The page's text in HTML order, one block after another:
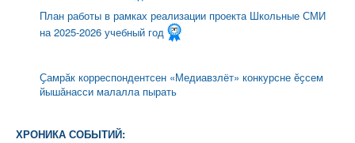
План работы в рамках реализации проекта Школьные СМИ
на 2025-2026 учебный год
Ҫамрӑк корреспондентсен «Медиавзлёт» конкурсне ӗҫсем
йышӑнасси малалла пырать
ХРОНИКА СОБЫТИЙ: